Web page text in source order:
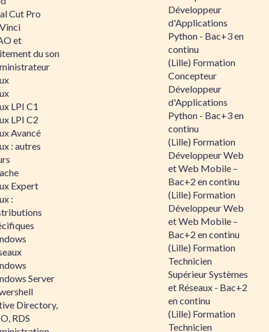
Cut Pro
et
du son
LPI C1
LPI C2
Avancé
: autres
Expert
:
Server
Directory,
RDS
Développeur
d'Applications
Python - Bac+3 en
continu
(Lille) Formation
Concepteur
Développeur
d'Applications
Python - Bac+3 en
continu
(Lille) Formation
Développeur Web
et Web Mobile –
Bac+2 en continu
(Lille) Formation
Développeur Web
et Web Mobile –
Bac+2 en continu
(Lille) Formation
Technicien
Supérieur Systèmes
et Réseaux - Bac+2
en continu
(Lille) Formation
Technicien